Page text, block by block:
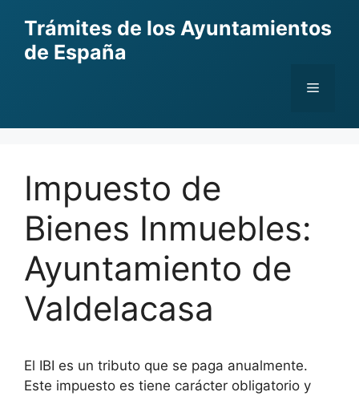
content
Trámites de los Ayuntamientos
de España
Menu
Impuesto de
Bienes Inmuebles:
Ayuntamiento de
Valdelacasa
El IBI es un tributo que se paga anualmente.
Este impuesto es tiene carácter obligatorio y